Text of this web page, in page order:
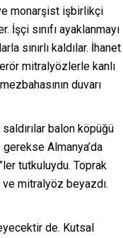
monarşist işbirlikçi
sınıfı ayaklanmayı
sınırlı kaldılar. İhanet
mitralyözlerle kanlı
duvarı
balon köpüğü
Almanya’da
tutkuluydu. Toprak
ve mitralyöz beyazdı.
de. Kutsal